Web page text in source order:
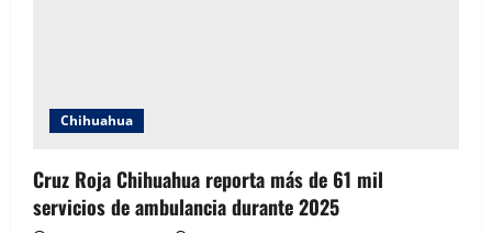
Chihuahua
Cruz Roja Chihuahua reporta más de 61 mil
servicios de ambulancia durante 2025